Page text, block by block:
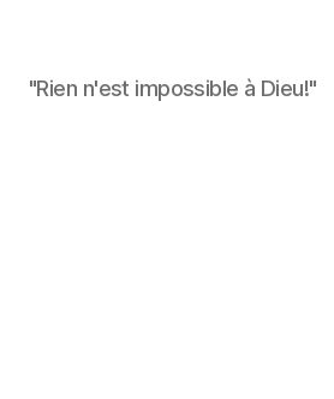
"Rien n'est impossible à Dieu!"